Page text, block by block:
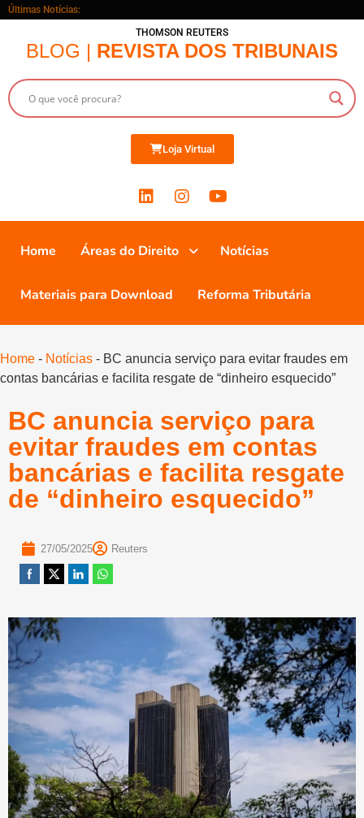
Últimas Notícias:
THOMSON REUTERS
BLOG | REVISTA DOS TRIBUNAIS
Loja Virtual
Home Áreas do Direito Notícias
Materiais para Download Reforma Tributária
Home - Notícias - BC anuncia serviço para evitar fraudes em
contas bancárias e facilita resgate de “dinheiro esquecido”
BC anuncia serviço para
evitar fraudes em contas
bancárias e facilita resgate
de “dinheiro esquecido”
27/05/2025 Reuters